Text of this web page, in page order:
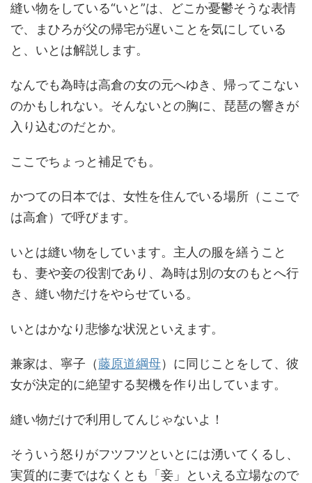
縫い物をしている“いと”は、どこか憂鬱そうな表情
で、まひろが父の帰宅が遅いことを気にしている
と、いとは解説します。
なんでも為時は高倉の女の元へゆき、帰ってこない
のかもしれない。そんないとの胸に、琵琶の響きが
入り込むのだとか。
ここでちょっと補足でも。
かつての日本では、女性を住んでいる場所（ここで
は高倉）で呼びます。
いとは縫い物をしています。主人の服を繕うこと
も、妻や妾の役割であり、為時は別の女のもとへ行
き、縫い物だけをやらせている。
いとはかなり悲惨な状況といえます。
兼家は、寧子（藤原道綱母）に同じことをして、彼
女が決定的に絶望する契機を作り出しています。
縫い物だけで利用してんじゃないよ！
そういう怒りがフツフツといとには湧いてくるし、
実質的に妻ではなくとも「妾」といえる立場なので